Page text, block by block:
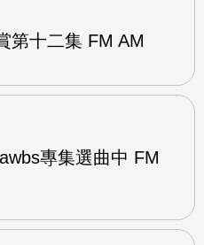
第十二集 FM AM
專集選曲中 FM